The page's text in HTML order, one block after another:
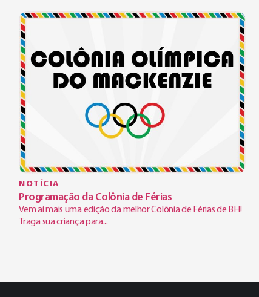
NOTÍCIA
Programação da Colônia de Férias
Vem aí mais uma edição da melhor Colônia de Férias de BH!
Traga sua criança para...